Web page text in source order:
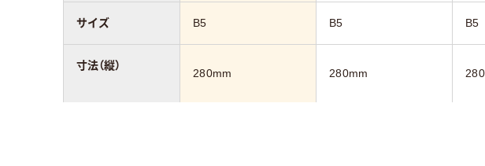
B5 B5 B5
280mm 280mm
袋
サイズ
寸法（縦）